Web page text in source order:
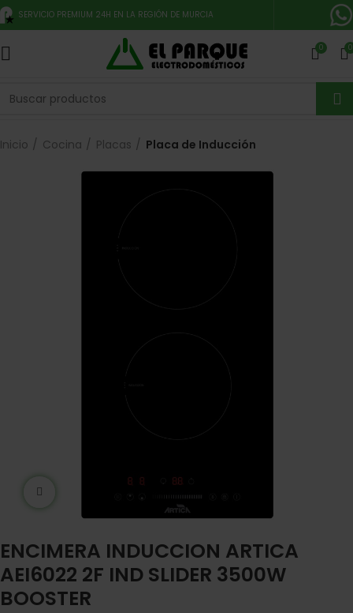
SERVICIO PREMIUM 24H EN LA REGIÓN DE MURCIA
0 0
Inicio Cocina Placas Placa de Inducción
Ampliar imágen
ENCIMERA INDUCCION ARTICA
AEI6022 2F IND SLIDER 3500W
BOOSTER